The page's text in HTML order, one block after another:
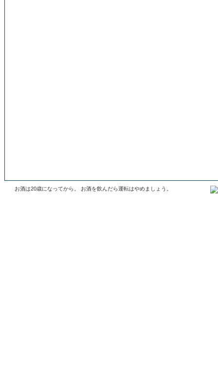
お酒は20歳になってから。 お酒を飲んだら運転はやめましょう。